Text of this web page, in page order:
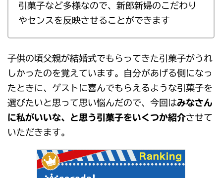
引菓子など多様なので、新郎新婦のこだわり
やセンスを反映させることができます
子供の頃父親が結婚式でもらってきた引菓子がうれ
しかったのを覚えています。自分があげる側になっ
たときに、ゲストに喜んでもらえるような引菓子を
選びたいと思って思い悩んだので、今回はみなさん
に私がいいな、と思う引菓子をいくつか紹介させて
いただきます。